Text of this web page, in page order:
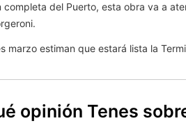
del Puerto, esta obra va a
estiman que estará lista la
opinión Tenes